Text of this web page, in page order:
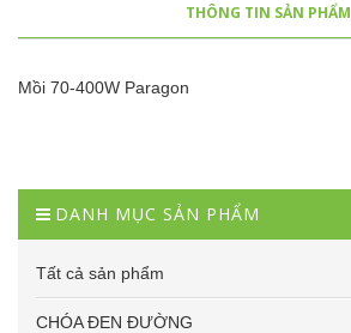
THÔNG TIN SẢN PHẨM
Mồi 70-400W Paragon
DANH MỤC SẢN PHẨM
Tất cả sản phẩm
CHÓA ĐEN ĐƯỜNG